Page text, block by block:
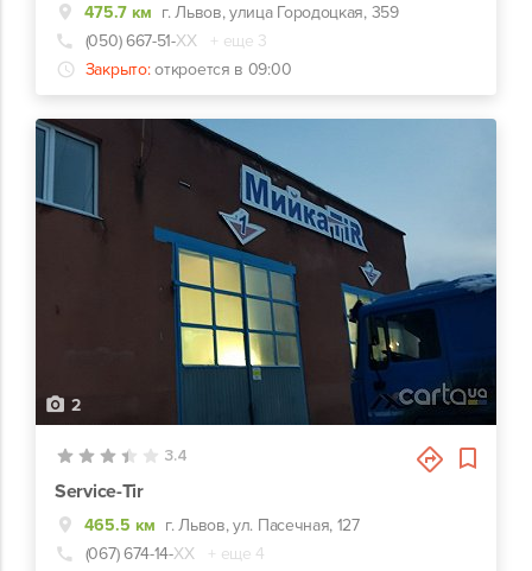
475.7 км г. Львов, улица Городоцкая, 359
(050) 667-51-ХХ
+ еще 3
Закрыто: откроется в 09:00
2
3.4
Service-Tir
465.5 км г. Львов, ул. Пасечная, 127
(067) 674-14-ХХ
+ еще 4